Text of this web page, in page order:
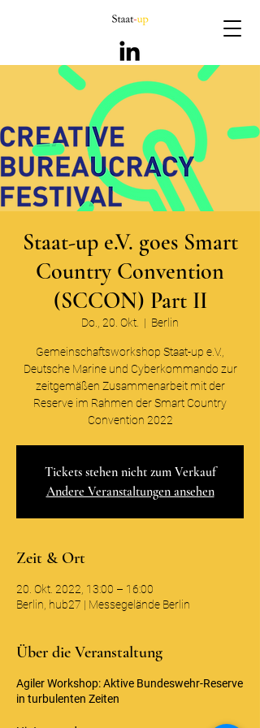
Staat-up e.V. goes Smart
Country Convention
(SCCON) Part II
Do., 20. Okt.
  |
Berlin
Gemeinschaftsworkshop Staat-up e.V.,
Deutsche Marine und Cyberkommando zur
zeitgemäßen Zusammenarbeit mit der
Reserve im Rahmen der Smart Country
Convention 2022
Tickets stehen nicht zum Verkauf
Andere Veranstaltungen ansehen
Zeit & Ort
20. Okt. 2022, 13:00 – 16:00
Berlin, hub27 | Messegelände Berlin
Über die Veranstaltung
Agiler Workshop: Aktive Bundeswehr-Reserve
in turbulenten Zeiten